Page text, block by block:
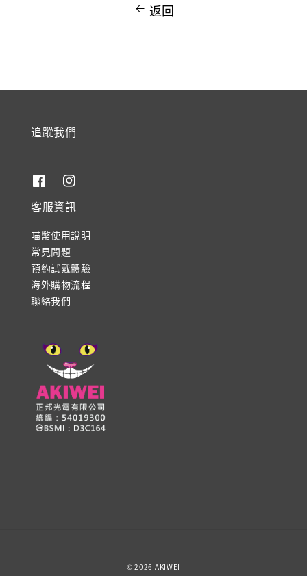
返回
追蹤我們
客服資訊
喵幣使用說明
常見問題
預約試戴體驗
海外購物流程
聯絡我們
© 2026 AKIWEI